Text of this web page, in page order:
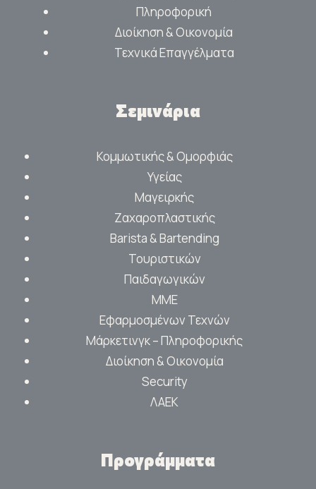
Πληροφορική
Διοίκηση & Οικονομία
Τεχνικά Επαγγέλματα
Σεμινάρια
Κομμωτικής & Ομορφιάς
Υγείας
Μαγειρκής
Ζαχαροπλαστικής
Barista & Bartending
Τουριστικών
Παιδαγωγικών
ΜΜΕ
Εφαρμοσμένων Τεχνών
Μάρκετινγκ – Πληροφορικής
Διοίκηση & Οικονομία
Security
ΛΑΕΚ
Προγράμματα